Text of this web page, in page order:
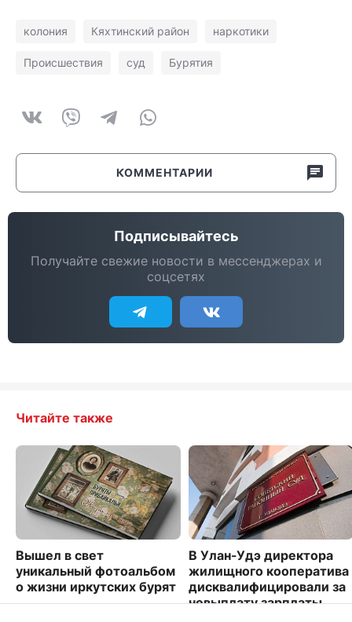
колония Кяхтинский район наркотики
Происшествия суд Бурятия
КОММЕНТАРИИ
Подписывайтесь
Получайте свежие новости в мессенджерах и
соцсетях
Читайте также
Вышел в свет
уникальный фотоальбом
о жизни иркутских бурят
В Улан-Удэ директора
жилищного кооператива
дисквалифицировали за
невыплату зарплаты